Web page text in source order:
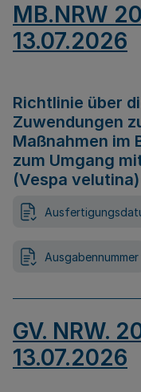
MB.NRW
13.07.2026
Richtlinie über
Zuwendungen
Maßnahmen im
zum Umgang
(Vespa
Ausgabennummer
GV. NRW.
13.07.2026